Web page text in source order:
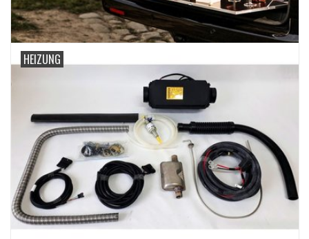
HEIZUNG